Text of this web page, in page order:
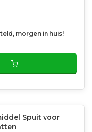
morgen in huis!
Spuit voor